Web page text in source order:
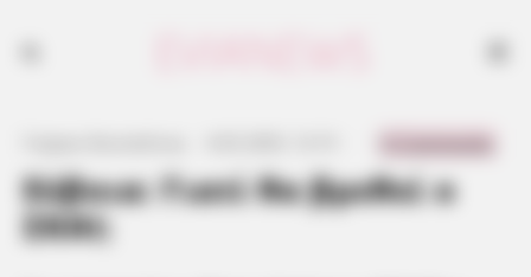
Εύβοια: Γιατί θα βρεθεί ο
ΣΚΑΙ;